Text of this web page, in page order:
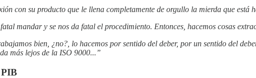
con su producto que le llena completamente de orgullo la mierda que está
mandar y se nos da fatal el procedimiento. Entonces, hacemos cosas
bien, ¿no?, lo hacemos por sentido del deber, por un sentido del
más lejos de la ISO 9000...”
PIB